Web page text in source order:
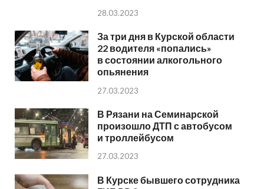
28.03.2023
За три дня в Курской области
22 водителя «попались»
в состоянии алкогольного
опьянения
27.03.2023
В Рязани на Семинарской
произошло ДТП с автобусом
и троллейбусом
27.03.2023
В Курске бывшего сотрудника